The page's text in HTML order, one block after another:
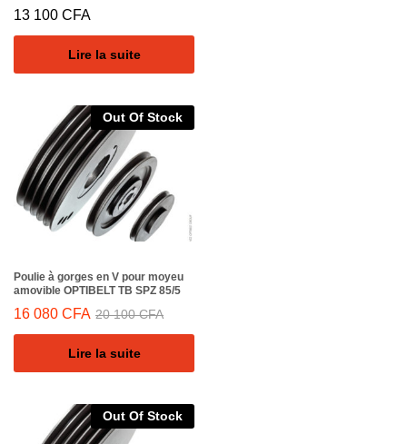
13 100 CFA
Lire la suite
Out Of Stock
Poulie à gorges en V pour moyeu
amovible OPTIBELT TB SPZ 85/5
16 080 CFA 20 100CFA
Lire la suite
Out Of Stock